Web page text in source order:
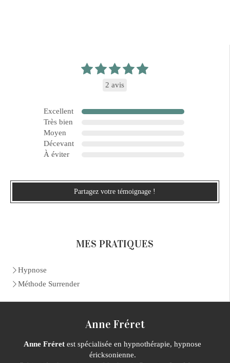
2 avis
Excellent
Très bien
Moyen
Décevant
À éviter
Partagez votre témoignage !
MES PRATIQUES
Hypnose
Méthode Surrender
Anne Fréret
Anne Fréret est spécialisée en hypnothérapie, hypnose
éricksonienne.